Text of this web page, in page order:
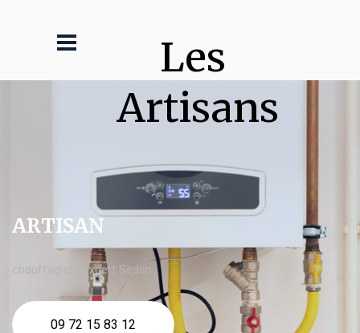
Les
Artisans
ARTISAN
chauffagiste expert Sedan
09 72 15 83 12